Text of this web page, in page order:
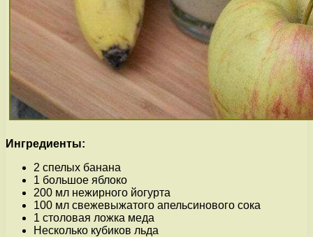
Ингредиенты:
2 спелых банана
1 большое яблоко
200 мл нежирного йогурта
100 мл свежевыжатого апельсинового сока
1 столовая ложка меда
Несколько кубиков льда